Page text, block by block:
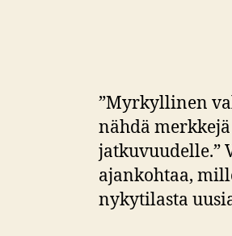
”Myrkyllinen
nähdä
jatkuvuudelle.”
ajankohtaa,
nykytilasta